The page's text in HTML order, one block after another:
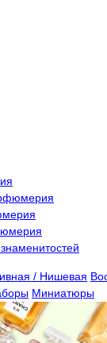
/ Нишевая
Миниатюры